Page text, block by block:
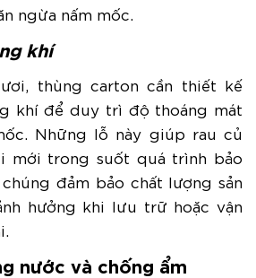
ngừa nấm mốc.
khí
thùng carton cần thiết kế
khí để duy trì độ thoáng mát
Những lỗ này giúp rau củ
mới trong suốt quá trình bảo
đảm bảo chất lượng sản
hưởng khi lưu trữ hoặc vận
nước và chống ẩm